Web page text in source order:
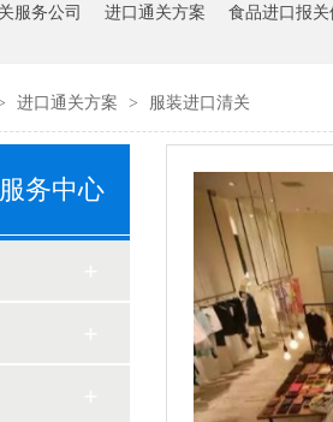
服务公司 进口通关方案 食品进口报
进口通关方案 > 服装进口清关
务中心